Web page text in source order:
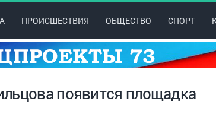
ПРОИСШЕСТВИЯ ОБЩЕСТВО СПОРТ
появится площадка